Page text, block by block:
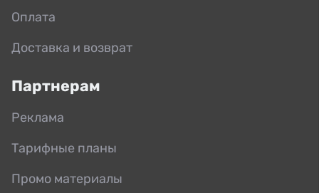
Оплата
Доставка и возврат
Партнерам
Реклама
Тарифные планы
Промо материалы